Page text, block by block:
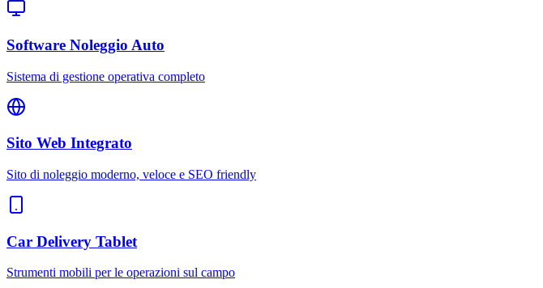
Software Noleggio Auto
Sistema di gestione operativa completo
Sito Web Integrato
Sito di noleggio moderno, veloce e SEO friendly
Car Delivery Tablet
Strumenti mobili per le operazioni sul campo